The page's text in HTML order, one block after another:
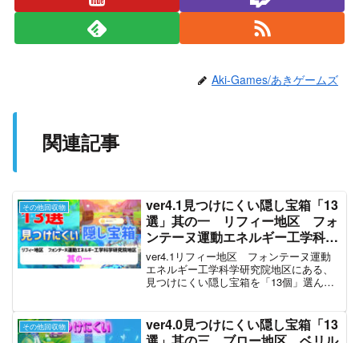
Aki-Games/あきゲームズ
関連記事
その他回収物
ver4.1見つけにくい隠し宝箱「13
選」其の一 リフィー地区 フォ
ンテーヌ運動エネルギー工学科学
研究院地区 フォンテーヌ
【ver4.1攻略】 原神
ver4.1リフィー地区 フォンテーヌ運動
エネルギー工学科学研究院地区にある、
見つけにくい隠し宝箱を「13個」選んで
す。本動画はver4.1隠し宝箱動画の第一
弾です。
その他回収物
ver4.0見つけにくい隠し宝箱「13